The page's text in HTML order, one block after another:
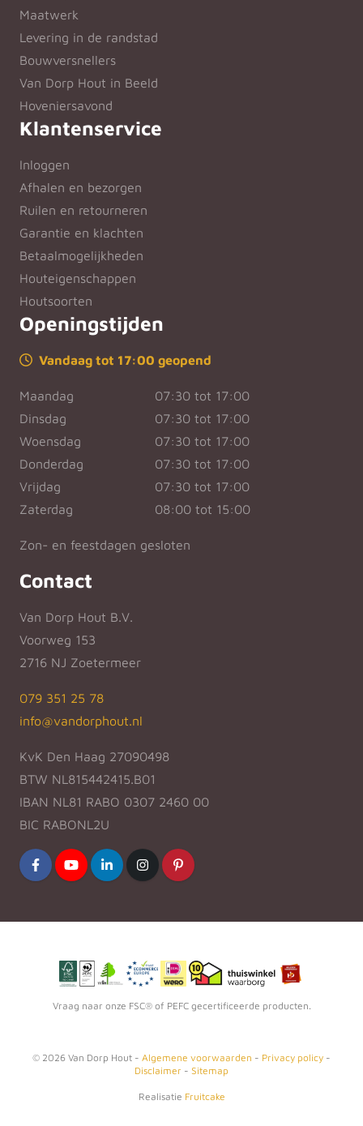
Maatwerk
Levering in de randstad
Bouwversnellers
Van Dorp Hout in Beeld
Hoveniersavond
Klantenservice
Inloggen
Afhalen en bezorgen
Ruilen en retourneren
Garantie en klachten
Betaalmogelijkheden
Houteigenschappen
Houtsoorten
Openingstijden
Vandaag tot 17:00 geopend
Maandag
07:30 tot 17:00
Dinsdag
07:30 tot 17:00
Woensdag
07:30 tot 17:00
Donderdag
07:30 tot 17:00
Vrijdag
07:30 tot 17:00
Zaterdag
08:00 tot 15:00
Zon- en feestdagen gesloten
Contact
Van Dorp Hout B.V.
Voorweg 153
2716 NJ Zoetermeer
079 351 25 78
info@vandorphout.nl
KvK Den Haag 27090498
BTW NL815442415.B01
IBAN NL81 RABO 0307 2460 00
BIC RABONL2U
Vraag naar onze FSC® of PEFC gecertificeerde producten.
© 2026 Van Dorp Hout - Algemene voorwaarden - Privacy policy -
Disclaimer - Sitemap
Realisatie Fruitcake